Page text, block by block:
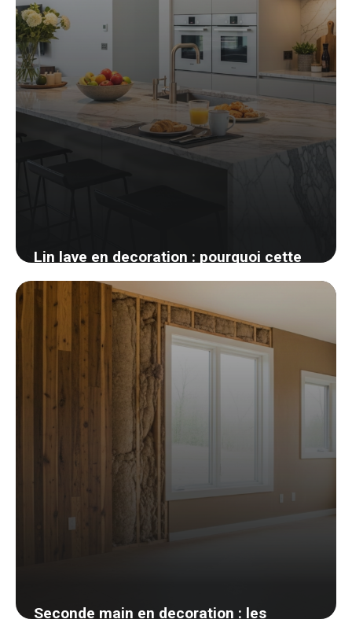
Lin lave en decoration : pourquoi cette
matiere gagne toutes les chambres
26 mai 2026
Seconde main en decoration : les